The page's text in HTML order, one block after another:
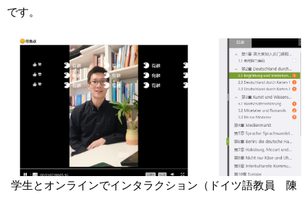
です。
学生とオンラインでインタラクション（ドイツ語教員 陳